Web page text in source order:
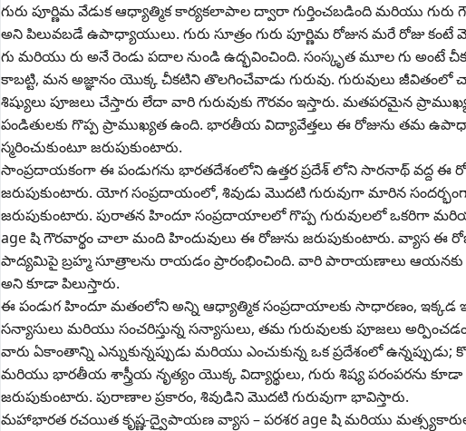
గురు పూర్ణిమ వేడుక ఆధ్యాత్మిక కార్యకలాపాల ద్వారా గుర్తించబడింది మరియు
అని పిలువబడే ఉపాధ్యాయులు. గురు సూత్రం గురు పూర్ణిమ రోజున మరే రోజు కంటే
గు మరియు రు అనే రెండు పదాల నుండి ఉద్భవించింది. సంస్కృత మూల గు అంటే
కాబట్టి, మన అజ్ఞానం యొక్క చీకటిని తొలగించేవాడు గురువు. గురువులు
శిష్యులు పూజలు చేస్తారు లేదా వారి గురువుకు గౌరవం ఇస్తారు. మతపరమైన
పండితులకు గొప్ప ప్రాముఖ్యత ఉంది. భారతీయ విద్యావేత్తలు ఈ రోజును తమ
స్మరించుకుంటూ జరుపుకుంటారు.
సాంప్రదాయకంగా ఈ పండుగను భారతదేశంలోని ఉత్తర ప్రదేశ్ లోని సారనాథ్ వద్ద ఈ
జరుపుకుంటారు. యోగ సంప్రదాయంలో, శివుడు మొదటి గురువుగా మారిన
జరుపుకుంటారు. పురాతన హిందూ సంప్రదాయాలలో గొప్ప గురువులలో ఒకరిగా
age షి గౌరవార్థం చాలా మంది హిందువులు ఈ రోజును జరుపుకుంటారు. వ్యాస ఈ
పాద్యమిపై బ్రహ్మ సూత్రాలను రాయడం ప్రారంభించింది. వారి పారాయణాలు ఆయనకు
అని కూడా పిలుస్తారు.
ఈ పండుగ హిందూ మతంలోని అన్ని ఆధ్యాత్మిక సంప్రదాయాలకు సాధారణం, ఇక్కడ
సన్యాసులు మరియు సంచరిస్తున్న సన్యాసులు, తమ గురువులకు పూజలు
వారు ఏకాంతాన్ని ఎన్నుకున్నప్పుడు మరియు ఎంచుకున్న ఒక ప్రదేశంలో
మరియు భారతీయ శాస్త్రీయ నృత్యం యొక్క విద్యార్థులు, గురు శిష్య పరంపరను కూడా
జరుపుకుంటారు. పురాణాల ప్రకారం, శివుడిని మొదటి గురువుగా భావిస్తారు.
మహాభారత రచయిత కృష్ణ-ద్వైపాయణ వ్యాస – పరశర age షి మరియు మత్స్యకారుల